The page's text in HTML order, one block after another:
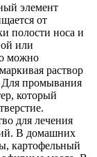
элемент
от
полости носа и
или
можно
раствор
промывания
который
для лечения
В домашних
картофельный